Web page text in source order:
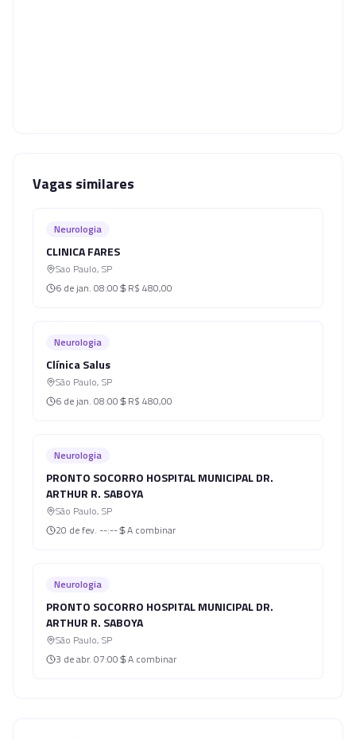
Vagas similares
Neurologia
CLINICA FARES
Sao Paulo, SP
6 de jan. 08:00 R$ 480,00
Neurologia
Clínica Salus
São Paulo, SP
6 de jan. 08:00 R$ 480,00
Neurologia
PRONTO SOCORRO HOSPITAL MUNICIPAL DR.
ARTHUR R. SABOYA
São Paulo, SP
20 de fev. --:-- A combinar
Neurologia
PRONTO SOCORRO HOSPITAL MUNICIPAL DR.
ARTHUR R. SABOYA
São Paulo, SP
3 de abr. 07:00 A combinar